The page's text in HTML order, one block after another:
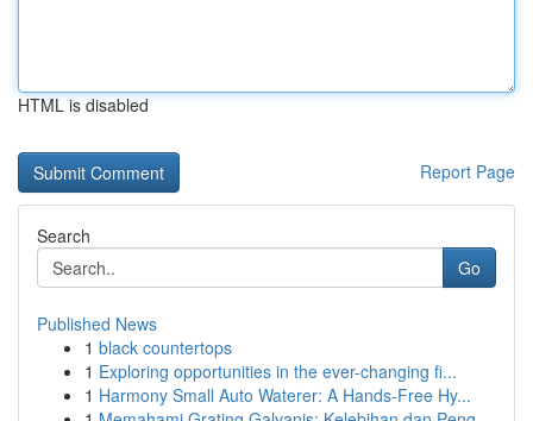
HTML is disabled
Report Page
Search
Go
Published News
1 black countertops
1 Exploring opportunities in the ever-changing fi...
1 Harmony Small Auto Waterer: A Hands-Free Hy...